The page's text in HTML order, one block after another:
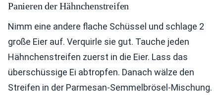
Panieren der Hähnchenstreifen
Nimm eine andere flache Schüssel und schlage 2
große Eier auf. Verquirle sie gut. Tauche jeden
Hähnchenstreifen zuerst in die Eier. Lass das
überschüssige Ei abtropfen. Danach wälze den
Streifen in der Parmesan-Semmelbrösel-Mischung.